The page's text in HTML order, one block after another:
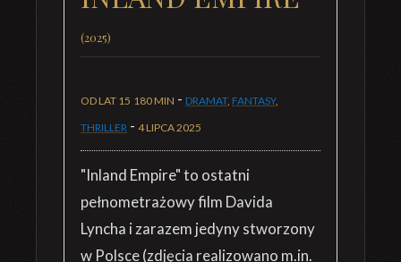
(2025)
OD LAT 15 180 MIN - DRAMAT, FANTASY,
THRILLER - 4 LIPCA 2025
"Inland Empire" to ostatni
pełnometrażowy film Davida
Lyncha i zarazem jedyny stworzony
w Polsce (zdjęcia realizowano m.in.